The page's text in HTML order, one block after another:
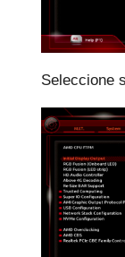
Seleccione